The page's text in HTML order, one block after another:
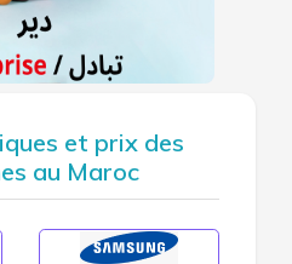
et prix des
au Maroc